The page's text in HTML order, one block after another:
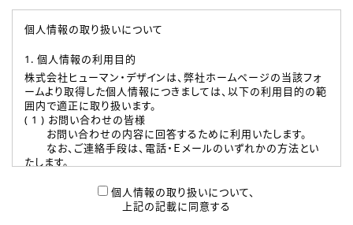
個人情報の取り扱いについて
1. 個人情報の利用目的
株式会社ヒューマン・デザインは、弊社ホームページの当該フォ
ームより取得した個人情報につきましては、以下の利用目的の範
囲内で適正に取り扱います。
( 1 ) お問い合わせの皆様
お問い合わせの内容に回答するために利用いたします。
なお、ご連絡手段は、電話・Ｅメールのいずれかの方法とい
たします。
本登録に関するご連絡および本登録時の参考情報として利
個人情報の取り扱いについて、
上記の記載に同意する